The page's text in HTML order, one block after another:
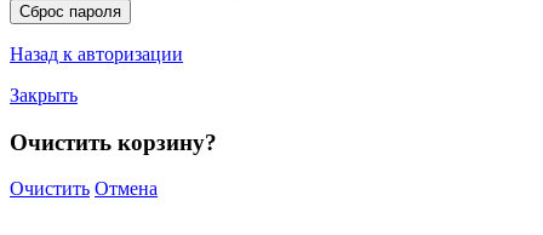
Сброс пароля
Назад к авторизации
Закрыть
Очистить корзину?
Очистить Отмена